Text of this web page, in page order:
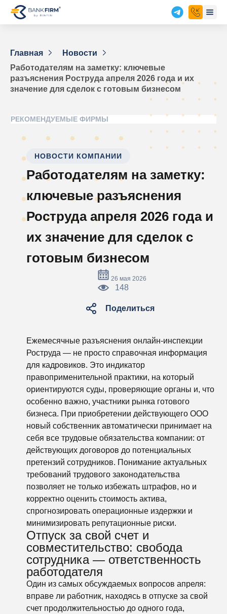
Главная
Новости
Работодателям на заметку: ключевые
разъяснения Роструда апреля 2026 года и их
значение для сделок с готовым бизнесом
РЕКОМЕНДУЕМЫЕ ФИРМЫ
НОВОСТИ КОМПАНИИ
Работодателям на заметку:
ключевые разъяснения
Роструда апреля 2026 года и
их значение для сделок с
готовым бизнесом
26 мая 2026
148
Поделиться
Ежемесячные разъяснения онлайн-инспекции
Роструда — не просто справочная информация
для кадровиков. Это индикатор
правоприменительной практики, на который
ориентируются суды, проверяющие органы и, что
особенно важно, участники рынка готового
бизнеса. При приобретении действующего ООО
новый собственник автоматически принимает на
себя все трудовые обязательства компании: от
действующих договоров до потенциальных
претензий сотрудников. Понимание актуальных
требований трудового законодательства
позволяет не только избежать штрафов, но и
корректно оценить стоимость актива,
спрогнозировать операционные издержки и
минимизировать репутационные риски.
Отпуск за свой счет и
совместительство: свобода
сотрудника — ответственность
работодателя
Один из самых обсуждаемых вопросов апреля:
вправе ли работник, находясь в отпуске за свой
счет продолжительностью до одного года,